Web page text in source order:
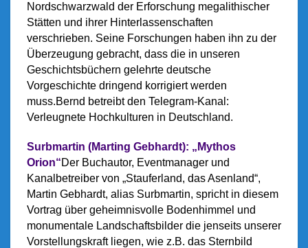
Nordschwarzwald der Erforschung megalithischer
Stätten und ihrer Hinterlassenschaften
verschrieben. Seine Forschungen haben ihn zu der
Überzeugung gebracht, dass die in unseren
Geschichtsbüchern gelehrte deutsche
Vorgeschichte dringend korrigiert werden
muss.Bernd betreibt den Telegram-Kanal:
Verleugnete Hochkulturen in Deutschland.
Surbmartin (Marting Gebhardt): „Mythos
Orion“Der Buchautor, Eventmanager und
Kanalbetreiber von „Stauferland, das Asenland“,
Martin Gebhardt, alias Surbmartin, spricht in diesem
Vortrag über geheimnisvolle Bodenhimmel und
monumentale Landschaftsbilder die jenseits unserer
Vorstellungskraft liegen, wie z.B. das Sternbild